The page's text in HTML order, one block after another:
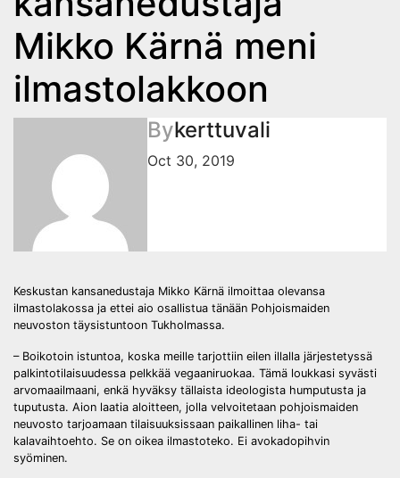
Mikko Kärnä meni
ilmastolakkoon
Bykerttuvali
Oct 30, 2019
Keskustan kansanedustaja Mikko Kärnä ilmoittaa olevansa
ilmastolakossa ja ettei aio osallistua tänään Pohjoismaiden
neuvoston täysistuntoon Tukholmassa.
– Boikotoin istuntoa, koska meille tarjottiin eilen illalla järjestetyssä
palkintotilaisuudessa pelkkää vegaaniruokaa. Tämä loukkasi syvästi
arvomaailmaani, enkä hyväksy tällaista ideologista humputusta ja
tuputusta. Aion laatia aloitteen, jolla velvoitetaan pohjoismaiden
neuvosto tarjoamaan tilaisuuksissaan paikallinen liha- tai
kalavaihtoehto. Se on oikea ilmastoteko. Ei avokadopihvin
syöminen.